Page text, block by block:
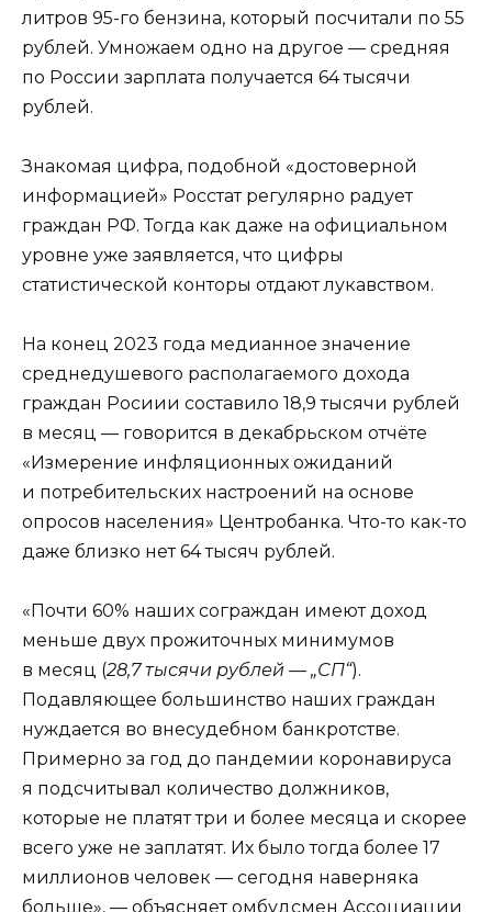
литров 95-го бензина, который посчитали по 55
рублей. Умножаем одно на другое — средняя
по России зарплата получается 64 тысячи
рублей.
Знакомая цифра, подобной «достоверной
информацией» Росстат регулярно радует
граждан РФ. Тогда как даже на официальном
уровне уже заявляется, что цифры
статистической конторы отдают лукавством.
На конец 2023 года медианное значение
среднедушевого располагаемого дохода
граждан Росиии составило 18,9 тысячи рублей
в месяц — говорится в декабрьском отчёте
«Измерение инфляционных ожиданий
и потребительских настроений на основе
опросов населения» Центробанка. Что-то как-то
даже близко нет 64 тысяч рублей.
«Почти 60% наших сограждан имеют доход
меньше двух прожиточных минимумов
в месяц (28,7 тысячи рублей — „СП“).
Подавляющее большинство наших граждан
нуждается во внесудебном банкротстве.
Примерно за год до пандемии коронавируса
я подсчитывал количество должников,
которые не платят три и более месяца и скорее
всего уже не заплатят. Их было тогда более 17
миллионов человек — сегодня наверняка
больше», — объясняет омбудсмен Ассоциации